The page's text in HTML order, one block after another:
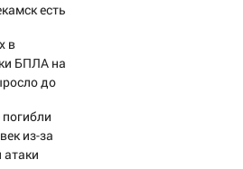
есть
в
БПЛА на
до
из-за